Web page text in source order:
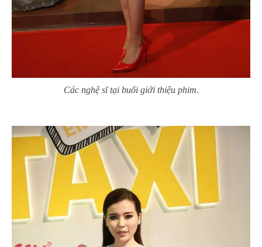
Các nghệ sĩ tại buổi giới thiệu phim.